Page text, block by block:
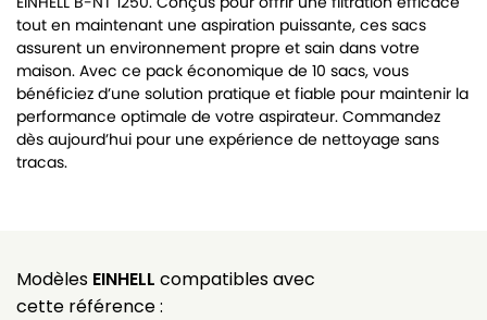
tout en maintenant une aspiration puissante, ces sacs
assurent un environnement propre et sain dans votre
maison. Avec ce pack économique de 10 sacs, vous
bénéficiez d’une solution pratique et fiable pour maintenir la
performance optimale de votre aspirateur. Commandez
dès aujourd’hui pour une expérience de nettoyage sans
tracas.
Modèles EINHELL compatibles avec
cette référence :